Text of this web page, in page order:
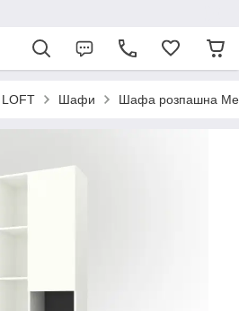
Шафи Шафа розпашна